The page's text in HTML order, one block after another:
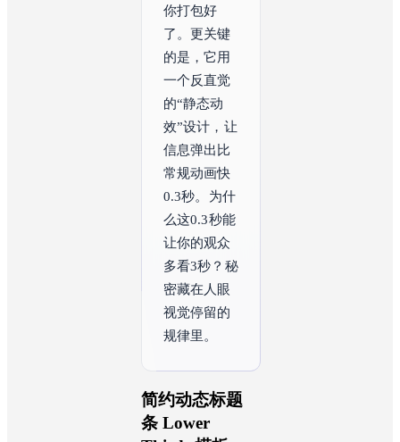
你打包好
了。更关键
的是，它用
一个反直觉
的“静态动
效”设计，让
信息弹出比
常规动画快
0.3秒。为什
么这0.3秒能
让你的观众
多看3秒？秘
密藏在人眼
视觉停留的
规律里。
简约动态标题
条 Lower